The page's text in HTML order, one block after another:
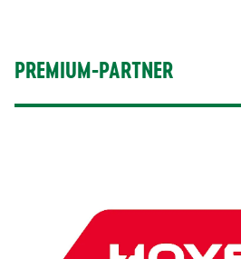
PREMIUM-PARTNER